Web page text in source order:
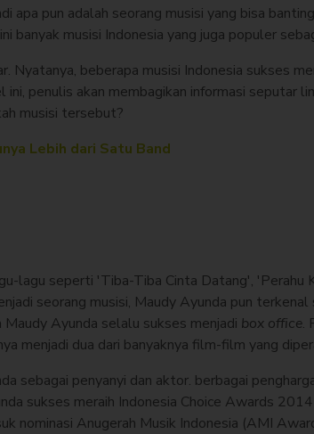
apa pun adalah seorang musisi yang bisa
banyak musisi Indonesia yang juga populer
Nyatanya, beberapa musisi Indonesia sukses
penulis akan membagikan informasi seputar
musisi tersebut?
Lebih dari Satu Band
lagu seperti 'Tiba-Tiba Cinta Datang', 'Perahu
seorang musisi, Maudy Ayunda pun
Ayunda selalu sukses menjadi box office.
menjadi dua dari banyaknya film-film yang
sebagai penyanyi dan aktor. berbagai
sukses meraih Indonesia Choice Awards
nominasi Anugerah Musik Indonesia (AMI